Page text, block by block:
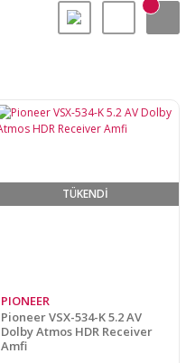
TÜKENDİ
PIONEER
Pioneer VSX-534-K 5.2 AV
Dolby Atmos HDR Receiver
Amfi